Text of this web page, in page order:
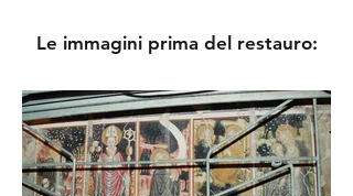
Le immagini prima del restauro: